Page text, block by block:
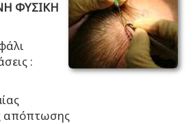
ΦΥΣΙΚΗ
:
απόπτωσης